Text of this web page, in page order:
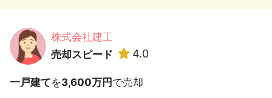
株式会社建工
売却スピード
4.0
一戸建てを3,600万円で売却